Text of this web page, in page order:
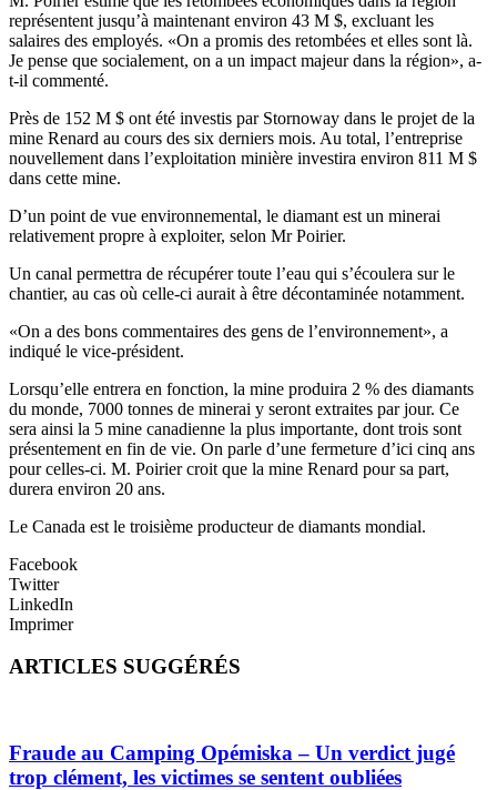
représentent jusqu’à maintenant environ 43 M $, excluant les
salaires des employés. «On a promis des retombées et elles sont là.
Je pense que socialement, on a un impact majeur dans la région», a-
t-il commenté.
Près de 152 M $ ont été investis par Stornoway dans le projet de la
mine Renard au cours des six derniers mois. Au total, l’entreprise
nouvellement dans l’exploitation minière investira environ 811 M $
dans cette mine.
D’un point de vue environnemental, le diamant est un minerai
relativement propre à exploiter, selon Mr Poirier.
Un canal permettra de récupérer toute l’eau qui s’écoulera sur le
chantier, au cas où celle-ci aurait à être décontaminée notamment.
«On a des bons commentaires des gens de l’environnement», a
indiqué le vice-président.
Lorsqu’elle entrera en fonction, la mine produira 2 % des diamants
du monde, 7000 tonnes de minerai y seront extraites par jour. Ce
sera ainsi la 5 mine canadienne la plus importante, dont trois sont
présentement en fin de vie. On parle d’une fermeture d’ici cinq ans
pour celles-ci. M. Poirier croit que la mine Renard pour sa part,
durera environ 20 ans.
Le Canada est le troisième producteur de diamants mondial.
Facebook
Twitter
LinkedIn
Imprimer
ARTICLES SUGGÉRÉS
Fraude au Camping Opémiska – Un verdict jugé
trop clément, les victimes se sentent oubliées